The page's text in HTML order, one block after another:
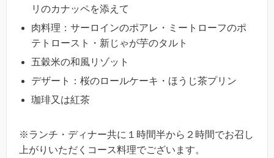
リのカナッペを添えて
肉料理：サーロインのポアレ・ミートローフのポ
テトロースト・新じゃが芋のタルト
五穀米の和風リゾット
デザート：桜のロールケーキ・ほうじ茶プリン
珈琲又は紅茶
※ランチ・ディナー共に１時間半から２時間でお召し
上がりいただくコース料理でございます。